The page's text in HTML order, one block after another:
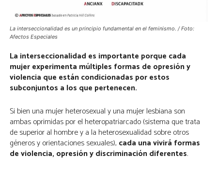
La interseccionalidad es un principio fundamental en el feminismo. / Foto:
Afectos Especiales
La interseccionalidad es importante porque cada
mujer experimenta múltiples formas de opresión y
violencia que están condicionadas por estos
subconjuntos a los que pertenecen.
Si bien una mujer heterosexual y una mujer lesbiana son
ambas oprimidas por el heteropatriarcado (sistema que trata
de superior al hombre y a la heterosexualidad sobre otros
géneros y orientaciones sexuales), cada una vivirá formas
de violencia, opresión y discriminación diferentes.